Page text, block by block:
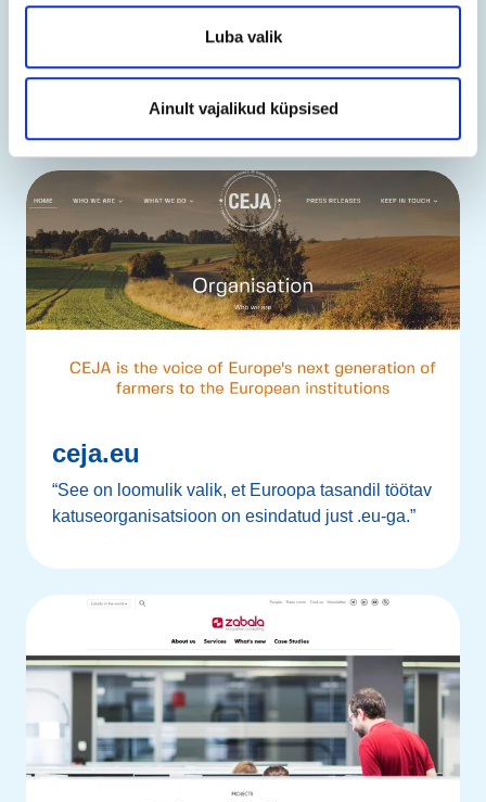
Luba valik
Ainult vajalikud küpsised
pairidaiza.eu
“Domeenilaiend .eu koondab meid Euroopa
ceja.eu
“See on loomulik valik, et Euroopa tasandil töötav
katuseorganisatsioon on esindatud just .eu-ga.”